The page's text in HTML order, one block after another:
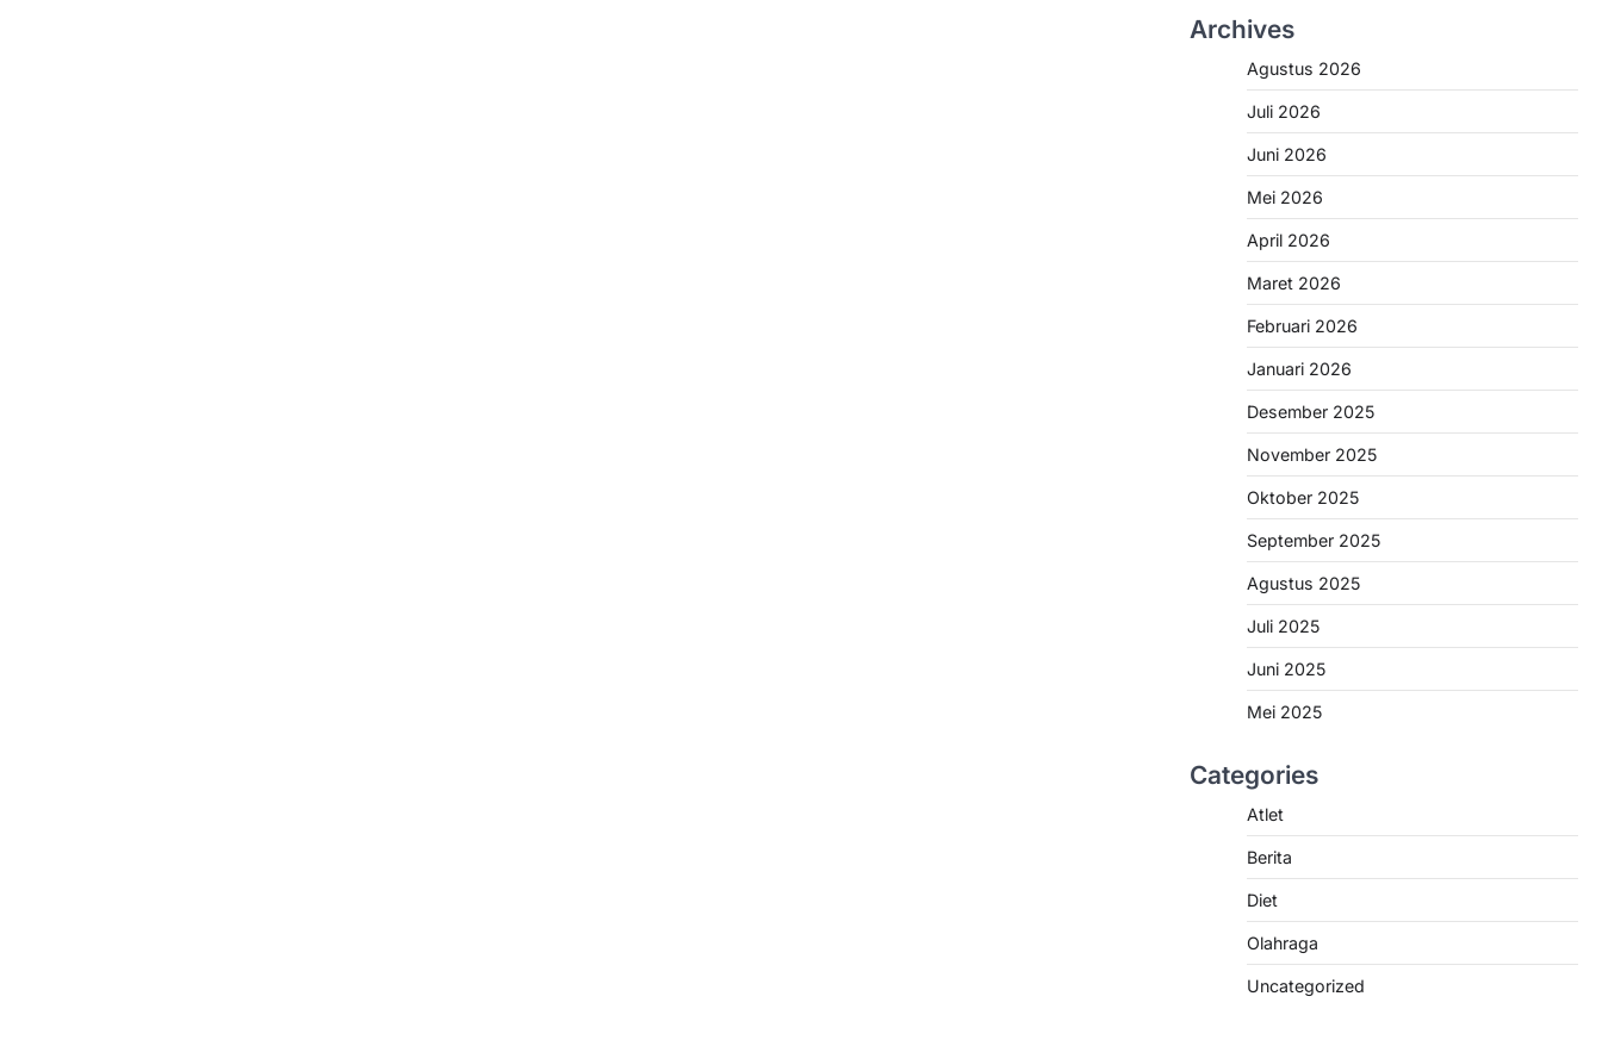
Archives
Agustus 2026
Juli 2026
Juni 2026
Mei 2026
April 2026
Maret 2026
Februari 2026
Januari 2026
Desember 2025
November 2025
Oktober 2025
September 2025
Agustus 2025
Juli 2025
Juni 2025
Mei 2025
Categories
Atlet
Berita
Diet
Olahraga
Uncategorized